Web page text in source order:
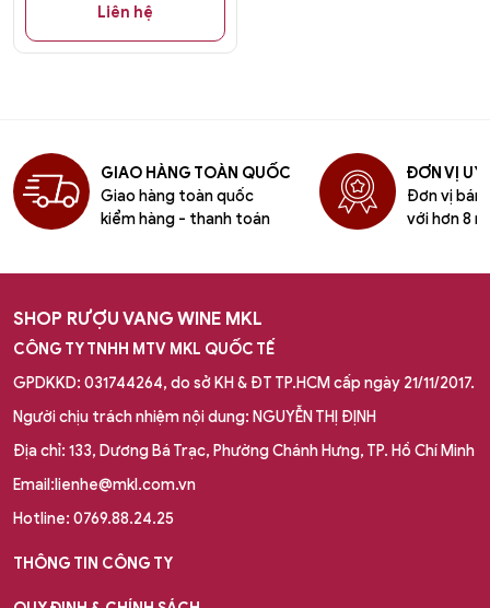
Liên hệ
GIAO HÀNG TOÀN QUỐC
Giao hàng toàn quốc
kiểm hàng - thanh toán
ĐƠN VỊ UY
Đơn vị bán
với hơn 8
SHOP RƯỢU VANG WINE MKL
CÔNG TY TNHH MTV MKL QUỐC TẾ
GPDKKD: 031744264, do sở KH & ĐT TP.HCM cấp ngày 21/11/2017.
Người chịu trách nhiệm nội dung: NGUYỄN THỊ ĐỊNH
Địa chỉ: 133, Dương Bá Trạc, Phường Chánh Hưng, TP. Hồ Chí Minh
Email:lienhe@mkl.com.vn
Hotline: 0769.88.24.25
THÔNG TIN CÔNG TY